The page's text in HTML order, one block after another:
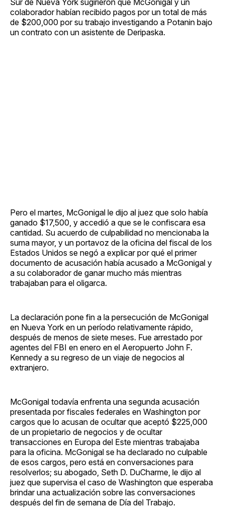
colaborador habían recibido pagos por un total de más
de $200,000 por su trabajo investigando a Potanin bajo
un contrato con un asistente de Deripaska.
Pero el martes, McGonigal le dijo al juez que solo había
ganado $17,500, y accedió a que se le confiscara esa
cantidad. Su acuerdo de culpabilidad no mencionaba la
suma mayor, y un portavoz de la oficina del fiscal de los
Estados Unidos se negó a explicar por qué el primer
documento de acusación había acusado a McGonigal y
a su colaborador de ganar mucho más mientras
trabajaban para el oligarca.
La declaración pone fin a la persecución de McGonigal
en Nueva York en un período relativamente rápido,
después de menos de siete meses. Fue arrestado por
agentes del FBI en enero en el Aeropuerto John F.
Kennedy a su regreso de un viaje de negocios al
extranjero.
McGonigal todavía enfrenta una segunda acusación
presentada por fiscales federales en Washington por
cargos que lo acusan de ocultar que aceptó $225,000
de un propietario de negocios y de ocultar
transacciones en Europa del Este mientras trabajaba
para la oficina. McGonigal se ha declarado no culpable
de esos cargos, pero está en conversaciones para
resolverlos; su abogado, Seth D. DuCharme, le dijo al
juez que supervisa el caso de Washington que esperaba
brindar una actualización sobre las conversaciones
después del fin de semana de Día del Trabajo.